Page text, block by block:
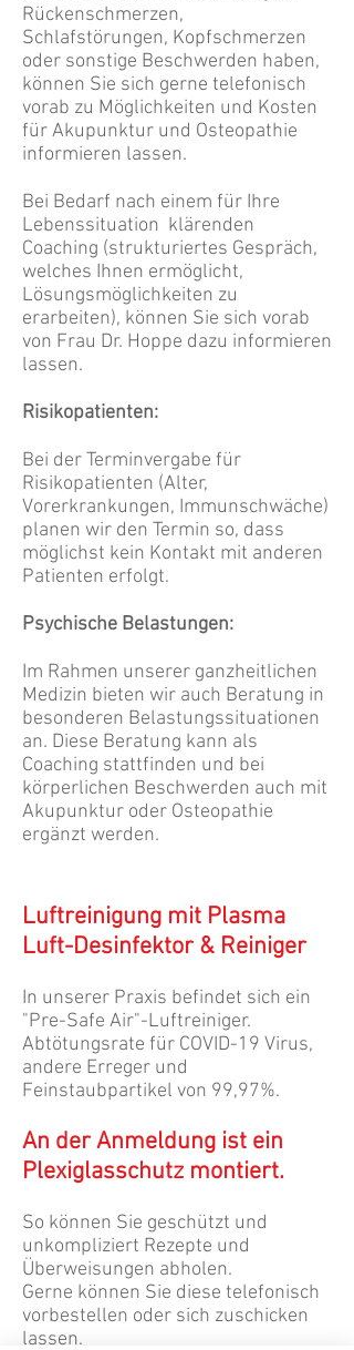
Rückenschmerzen,
Schlafstörungen, Kopfschmerzen
oder sonstige Beschwerden haben,
können Sie sich gerne telefonisch
vorab zu Möglichkeiten und Kosten
für Akupunktur und Osteopathie
informieren lassen.
Bei Bedarf nach einem für Ihre
Lebenssituation klärenden
Coaching (strukturiertes Gespräch,
welches Ihnen ermöglicht,
Lösungsmöglichkeiten zu
erarbeiten), können Sie sich vorab
von Frau Dr. Hoppe dazu informieren
lassen.
Risikopatienten:
Bei der Terminvergabe für
Risikopatienten (Alter,
Vorerkrankungen, Immunschwäche)
planen wir den Termin so, dass
möglichst kein Kontakt mit anderen
Patienten erfolgt.
Psychische Belastungen:
Im Rahmen unserer ganzheitlichen
Medizin bieten wir auch Beratung in
besonderen Belastungssituationen
an. Diese Beratung kann als
Coaching stattfinden und bei
körperlichen Beschwerden auch mit
Akupunktur oder Osteopathie
ergänzt werden.
Luftreinigung mit Plasma
Luft-Desinfektor & Reiniger
In unserer Praxis befindet sich ein
"Pre-Safe Air"-Luftreiniger.
Abtötungsrate für COVID-19 Virus,
andere Erreger und
Feinstaubpartikel von 99,97%.
An der Anmeldung ist ein
Plexiglasschutz montiert.
So können Sie geschützt und
unkompliziert Rezepte und
Überweisungen abholen.
Gerne können Sie diese telefonisch
vorbestellen oder sich zuschicken
lassen.